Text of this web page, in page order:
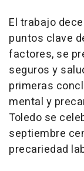
El trabajo
puntos clave
factores, se
seguros y
primeras
mental y
Toledo se
septiembre
precariedad